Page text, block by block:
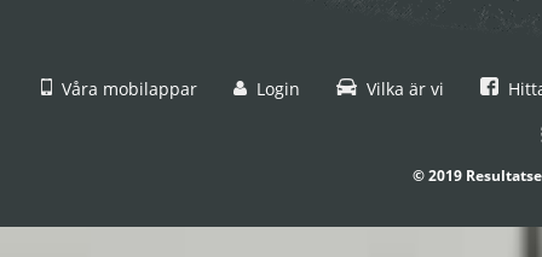
Våra mobilappar Login Vilka är vi
© 2019